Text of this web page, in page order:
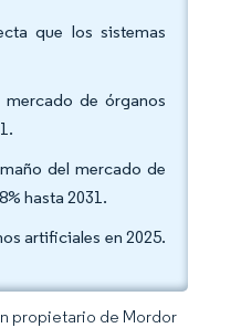
que los sistemas
de órganos
del mercado de
hasta 2031.
artificiales en 2025.
propietario de Mordor